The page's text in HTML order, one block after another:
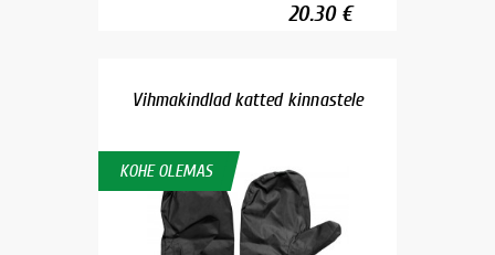
20.30 €
Vihmakindlad katted kinnastele
KOHE OLEMAS